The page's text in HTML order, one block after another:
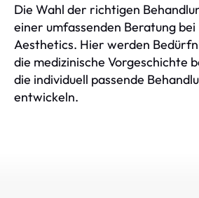
Die Wahl der richtigen
einer umfassenden Beratung
Aesthetics. Hier werden
die medizinische Vorgeschichte
die individuell passende
entwickeln.